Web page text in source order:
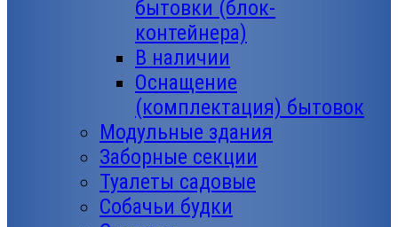
бытовки (блок-
контейнера)
В наличии
Оснащение
(комплектация) бытовок
Модульные здания
Заборные секции
Туалеты садовые
Собачьи будки